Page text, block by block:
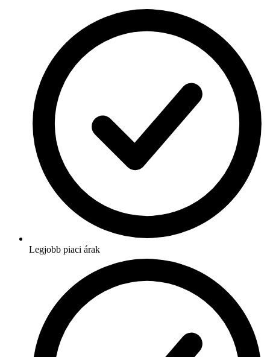
Legjobb piaci árak